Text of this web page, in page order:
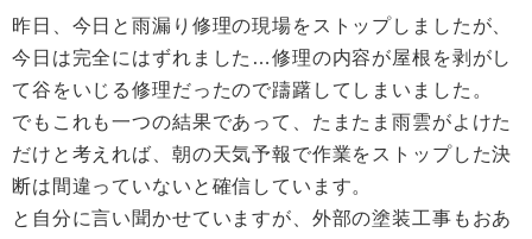
昨日、今日と雨漏り修理の現場をストップしましたが、
今日は完全にはずれました…修理の内容が屋根を剥がし
て谷をいじる修理だったので躊躇してしまいました。
でもこれも一つの結果であって、たまたま雨雲がよけた
だけと考えれば、朝の天気予報で作業をストップした決
断は間違っていないと確信しています。
と自分に言い聞かせていますが、外部の塗装工事もおあ